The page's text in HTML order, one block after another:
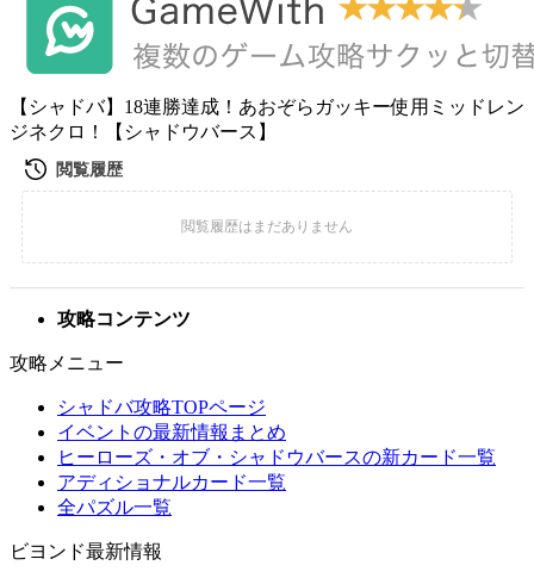
【シャドバ】18連勝達成！あおぞらガッキー使用ミッドレン
ジネクロ！【シャドウバース】
攻略コンテンツ
攻略メニュー
シャドバ攻略TOPページ
イベントの最新情報まとめ
ヒーローズ・オブ・シャドウバースの新カード一覧
アディショナルカード一覧
全パズル一覧
ビヨンド最新情報